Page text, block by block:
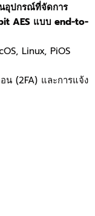
อุปกรณ์ที่จัดการ
AES แบบ end-to-
Linux, PiOS
(2FA) และการแจ้ง